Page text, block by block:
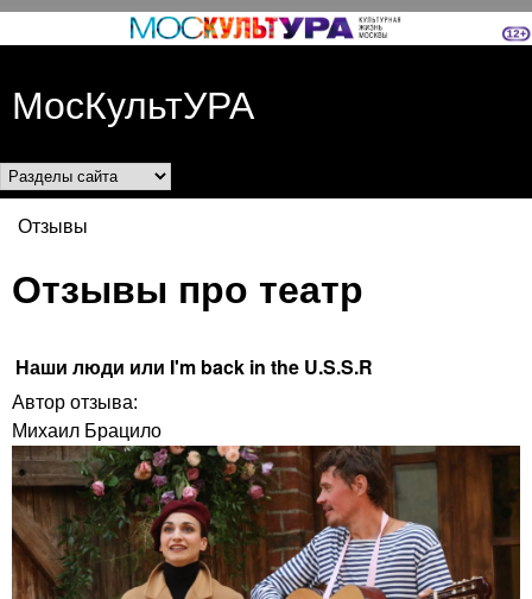
Перейти к основному
МосКультУРА
Разделы сайта
Вы здесь
Отзывы
Отзывы про театр
Наши люди или I'm back in the U.S.S.R
Автор отзыва:
Михаил Брацило